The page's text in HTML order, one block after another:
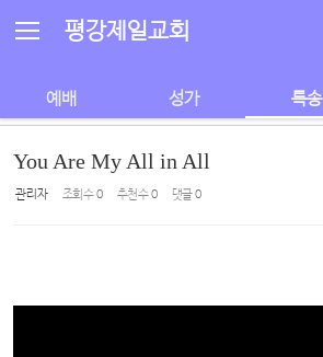
평강제일교회
예배 성가 특송
You Are My All in All
관리자 조회 수0 추천 수0 댓글0